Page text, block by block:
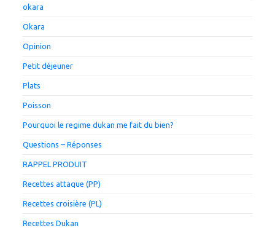
okara
Okara
Opinion
Petit déjeuner
Plats
Poisson
Pourquoi le regime dukan me fait du bien?
Questions – Réponses
RAPPEL PRODUIT
Recettes attaque (PP)
Recettes croisière (PL)
Recettes Dukan